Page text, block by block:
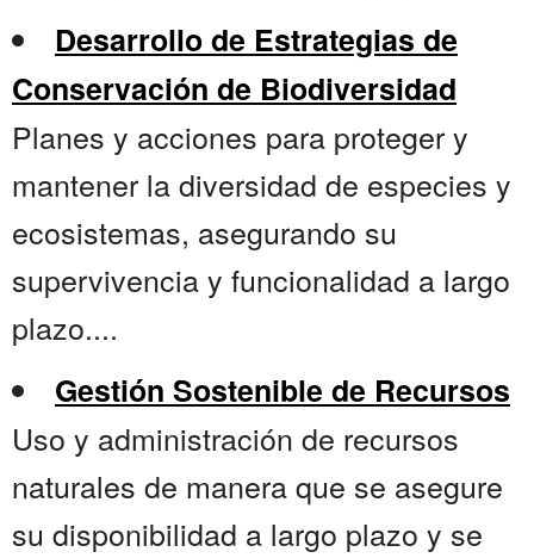
Desarrollo de Estrategias de
Conservación de Biodiversidad
Planes y acciones para proteger y
mantener la diversidad de especies y
ecosistemas, asegurando su
supervivencia y funcionalidad a largo
plazo....
Gestión Sostenible de Recursos
Uso y administración de recursos
naturales de manera que se asegure
su disponibilidad a largo plazo y se